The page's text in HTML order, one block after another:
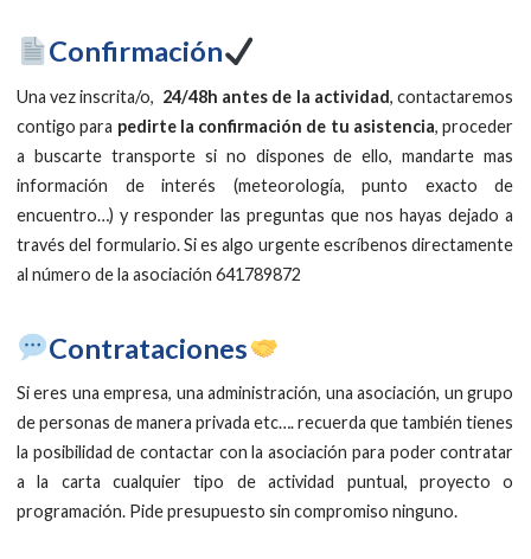
Confirmación
Una vez inscrita/o, 24/48h antes de la actividad, contactaremos
contigo para pedirte la confirmación de tu asistencia, proceder
a buscarte transporte si no dispones de ello, mandarte mas
información de interés (meteorología, punto exacto de
encuentro…) y responder las preguntas que nos hayas dejado a
través del formulario. Si es algo urgente escríbenos directamente
al número de la asociación 641789872
​Contrataciones
Si eres una empresa, una administración, una asociación, un grupo
de personas de manera privada etc…. recuerda que también tienes
la posibilidad de contactar con la asociación para poder contratar
a la carta cualquier tipo de actividad puntual, proyecto o
programación. Pide presupuesto sin compromiso ninguno.